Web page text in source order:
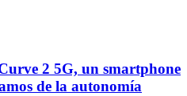
2 5G, un smartphone
de la autonomía